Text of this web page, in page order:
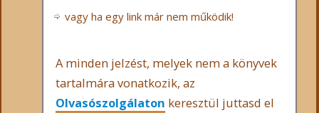
vagy ha egy link már nem működik!
A minden jelzést, melyek nem a könyvek
tartalmára vonatkozik, az
Olvasószolgálaton keresztül juttasd el